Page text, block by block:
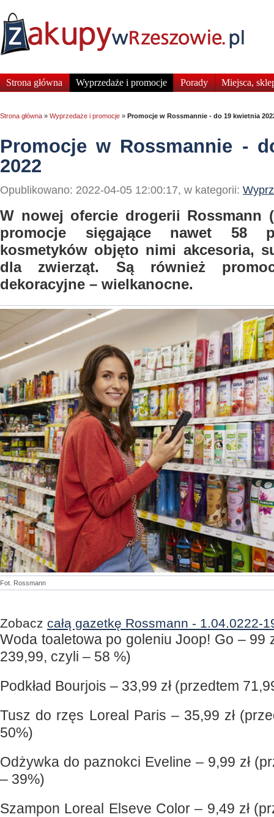
Strona główna Wyprzedaże i promocje Porady Miejsca,
Strona główna » Wyprzedaże i promocje » Promocje w Rossmannie - do 19 kwietnia
Promocje w Rossmannie -
2022
Opublikowano: 2022-04-05 12:00:17, w kategorii:
W nowej ofercie drogerii Rossmann
promocje sięgające nawet 58
kosmetyków objęto nimi akcesoria,
dla zwierząt. Są również
dekoracyjne – wielkanocne.
Fot. Rossmann
Zobacz całą gazetkę Rossmann - 1.04.0222-
Woda toaletowa po goleniu Joop! Go – 99
239,99, czyli – 58 %)
Podkład Bourjois – 33,99 zł (przedtem
Tusz do rzęs Loreal Paris – 35,99 zł
50%)
Odżywka do paznokci Eveline – 9,99 zł
– 39%)
Szampon Loreal Elseve Color – 9,49 zł